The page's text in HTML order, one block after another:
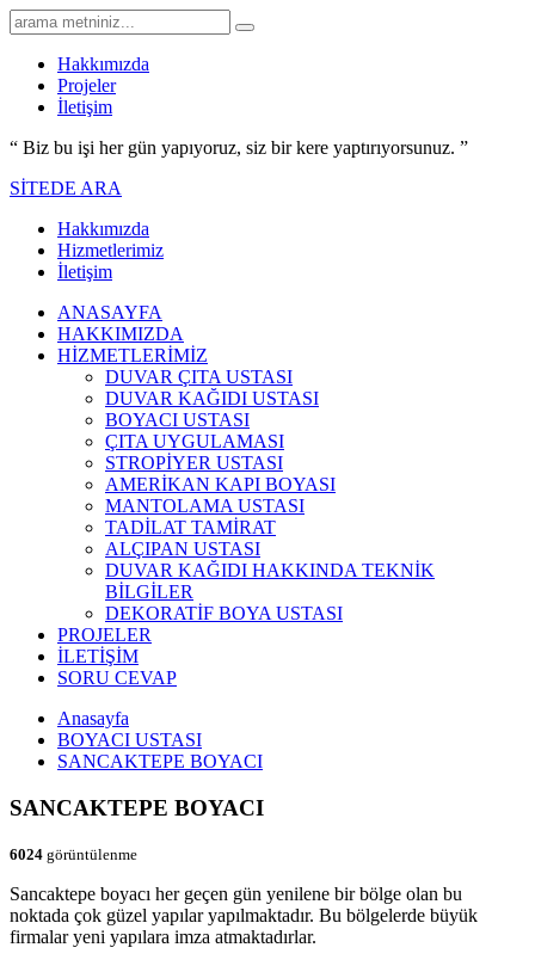
Hakkımızda
Projeler
İletişim
“ Biz bu işi her gün yapıyoruz, siz bir kere yaptırıyorsunuz. ”
SİTEDE ARA
Hakkımızda
Hizmetlerimiz
İletişim
ANASAYFA
HAKKIMIZDA
HİZMETLERİMİZ
DUVAR ÇITA USTASI
DUVAR KAĞIDI USTASI
BOYACI USTASI
ÇITA UYGULAMASI
STROPİYER USTASI
AMERİKAN KAPI BOYASI
MANTOLAMA USTASI
TADİLAT TAMİRAT
ALÇIPAN USTASI
DUVAR KAĞIDI HAKKINDA TEKNİK
BİLGİLER
DEKORATİF BOYA USTASI
PROJELER
İLETİŞİM
SORU CEVAP
Anasayfa
BOYACI USTASI
SANCAKTEPE BOYACI
SANCAKTEPE BOYACI
6024 görüntülenme
Sancaktepe boyacı her geçen gün yenilene bir bölge olan bu
noktada çok güzel yapılar yapılmaktadır. Bu bölgelerde büyük
firmalar yeni yapılara imza atmaktadırlar.